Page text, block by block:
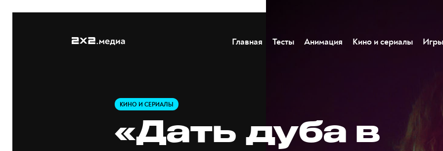
Главная Тесты Анимация Кино и сериалы Игры
КИНО И СЕРИАЛЫ
«Дать дуба в